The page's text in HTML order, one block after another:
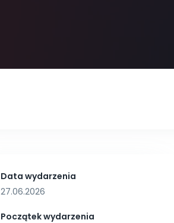
Data wydarzenia
27.06.2026
Początek wydarzenia